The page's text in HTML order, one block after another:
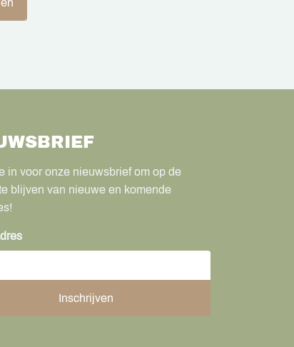
in voor onze nieuwsbrief om op de
blijven van nieuwe en komende